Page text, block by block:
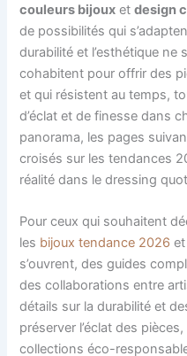
couleurs bijoux etdesign
de possibilités qui
durabilité et l’esthétique ne
cohabitent pour offrir des
et qui résistent au temps,
d’éclat et de finesse dans
panorama, les pages
croisés sur les tendances
réalité dans le dressing
Pour ceux qui souhaitent
les bijoux tendance 2026
s’ouvrent, des guides
des collaborations entre
détails sur la durabilité et
préserver l’éclat des
collections éco-